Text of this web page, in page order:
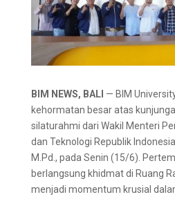
BIM NEWS, BALI — BIM
kehormatan besar atas
silaturahmi dari Wakil Menteri
dan Teknologi Republik
M.Pd., pada Senin (15/6).
berlangsung khidmat di Ruang
menjadi momentum krusial